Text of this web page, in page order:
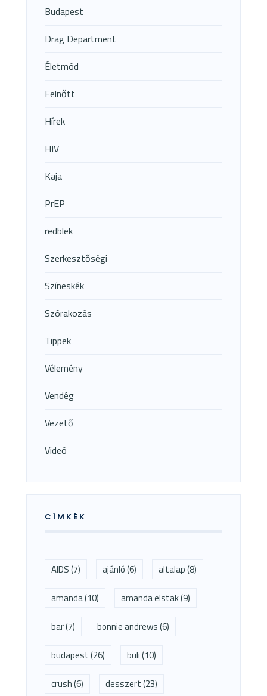
Budapest
Drag Department
Életmód
Felnőtt
Hírek
HIV
Kaja
PrEP
redblek
Szerkesztőségi
Színeskék
Szórakozás
Tippek
Vélemény
Vendég
Vezető
Videó
CÍMKÉK
AIDS(7) ajánló(6) altalap(8)
amanda(10) amanda elstak(9)
bar(7) bonnie andrews(6)
budapest(26) buli(10)
crush(6) desszert(23)